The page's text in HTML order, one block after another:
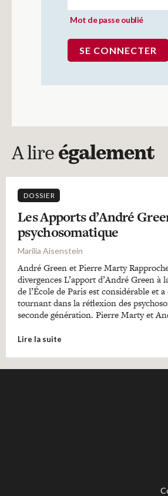
Mot de passe oublié
A lire également
DOSSIER
Les Apports d’André
psychosomatique
Marilia Aisenstein
André Green et Pierre Marty
divergences L’apport d’André Green à
de l’École de Paris est considérable et
tournant dans la réflexion des
seconde génération. Pierre Marty et
Lire la suite